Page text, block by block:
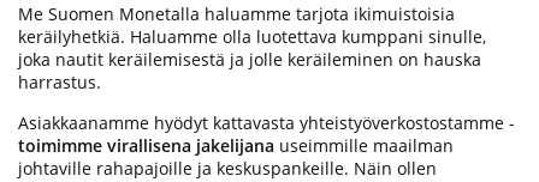
Me Suomen Monetalla haluamme tarjota ikimuistoisia
keräilyhetkiä. Haluamme olla luotettava kumppani sinulle,
joka nautit keräilemisestä ja jolle keräileminen on hauska
harrastus.
Asiakkaanamme hyödyt kattavasta yhteistyöverkostostamme -
toimimme virallisena jakelijana useimmille maailman
johtaville rahapajoille ja keskuspankeille. Näin ollen